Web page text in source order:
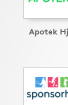
Apotek